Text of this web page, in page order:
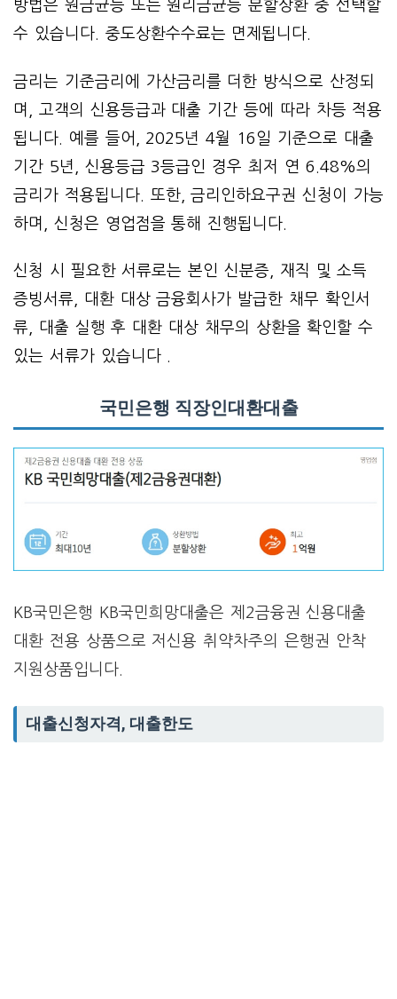
방법은 원금균등 또는 원리금균등 분할상환 중 선택할
수 있습니다. 중도상환수수료는 면제됩니다.
금리는 기준금리에 가산금리를 더한 방식으로 산정되
며, 고객의 신용등급과 대출 기간 등에 따라 차등 적용
됩니다. 예를 들어, 2025년 4월 16일 기준으로 대출
기간 5년, 신용등급 3등급인 경우 최저 연 6.48%의
금리가 적용됩니다. 또한, 금리인하요구권 신청이 가능
하며, 신청은 영업점을 통해 진행됩니다.
신청 시 필요한 서류로는 본인 신분증, 재직 및 소득
증빙서류, 대환 대상 금융회사가 발급한 채무 확인서
류, 대출 실행 후 대환 대상 채무의 상환을 확인할 수
있는 서류가 있습니다 .
국민은행 직장인대환대출
KB국민은행 KB국민희망대출은 제2금융권 신용대출
대환 전용 상품으로 저신용 취약차주의 은행권 안착
지원상품입니다.
대출신청자격, 대출한도